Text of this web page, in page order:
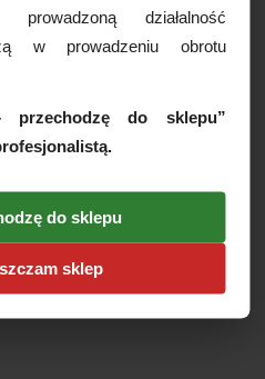
rodzaju cery podrażnionej
estetycznej i po zabiegach
pokojowej
działalność
w prowadzeniu obrotu
do sklepu”
do sklepu
sklep